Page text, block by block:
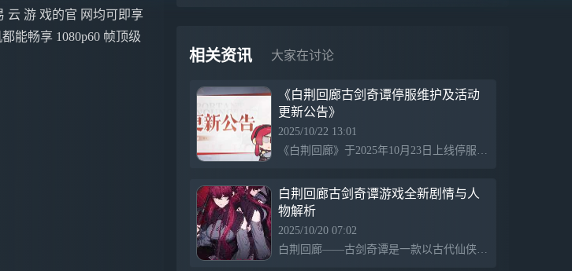
云 游 戏的官 网均可即享
能畅享 1080p60 帧顶级
「白荆科技」的时代。《白荆回廊-古剑奇
谭》是一款异世交汇即时多维战斗RPG。游
界观，采用2D与3D并重、细腻多样的美术
风格，多元化的角色塑造，创新的策略战斗
以及丰富的互动及拓展玩法。在这里，你将
作为「白荆科技」的最高执行官，与众多
“异世来客”相遇，携手抵御前所未见的风
相关资讯 大家在讨论
《白荆回廊古剑奇谭停服维护及活动
更新公告》
2025/10/22 13:01
《白荆回廊》于2025年10月23日上线停服6小时进行更新，期间无法登录，玩家需提前安排时间并结束外勤派遣以保障账号数据。此次更新包括「先知后觉事件簿」限时主题活动开启，活动时间为10月23日至11月13日，完成特定任务可获得奖励，同时发放补偿。
白荆回廊古剑奇谭游戏全新剧情与人
物解析
2025/10/20 07:02
白荆回廊——古剑奇谭是一款以古代仙侠背景为题材的游戏，融合了丰富的剧情、精美的画面和深度的角色互动，玩家在游戏中体验爱情、友情与命运的交织，感受古典文化的魅力。